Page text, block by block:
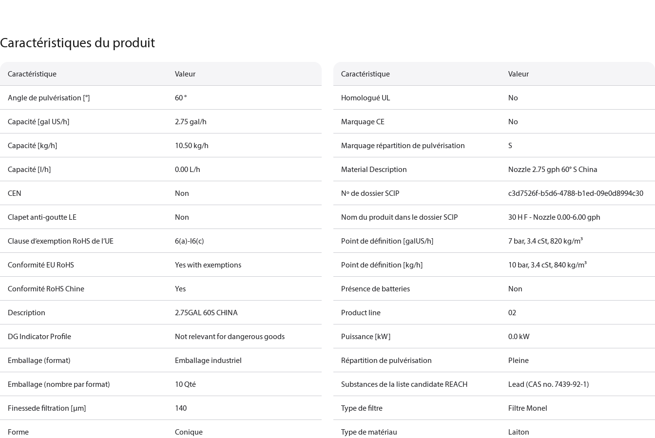
Caractéristiques du produit
Caractéristique Valeur
Angle de pulvérisation [°] 60 °
Capacité [gal US/h] 2.75 gal/h
Capacité [kg/h] 10.50 kg/h
Capacité [l/h] 0.00 L/h
CEN Non
Clapet anti-goutte LE Non
Clause d’exemption RoHS de l’UE 6(a)-I6(c)
Conformité EU RoHS Yes with exemptions
Conformité RoHS Chine Yes
Description 2.75GAL 60S CHINA
DG Indicator Profile Not relevant for dangerous goods
Emballage (format) Emballage industriel
Emballage (nombre par format) 10 Qté
Finessede filtration [µm] 140
Forme Conique
Caractéristique Valeur
Homologué UL No
Marquage CE No
Marquage répartition de pulvérisation S
Material Description Nozzle 2.75 gph 60° S China
Nº de dossier SCIP c3d7526f-b5d6-4788-b1ed-09e0d8994c30
Nom du produit dans le dossier SCIP 30 H F - Nozzle 0.00-6.00 gph
Point de définition [galUS/h] 7 bar, 3.4 cSt, 820 kg/m³
Point de définition [kg/h] 10 bar, 3.4 cSt, 840 kg/m³
Présence de batteries Non
Product line 02
Puissance [kW] 0.0 kW
Répartition de pulvérisation Pleine
Substances de la liste candidate REACH Lead (CAS no. 7439-92-1)
Type de filtre Filtre Monel
Type de matériau Laiton